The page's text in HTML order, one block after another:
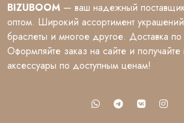
BIZUBOOM — ваш надежный
оптом. Широкий ассортимент
браслеты и многое другое. Доставка
Оформляйте заказ на сайте и получайте
аксессуары по доступным ценам!